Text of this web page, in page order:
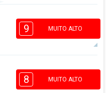
5
16:00
28°máx
9 MUITO ALTO
5
16:00
3
18:00
8 MUITO ALTO